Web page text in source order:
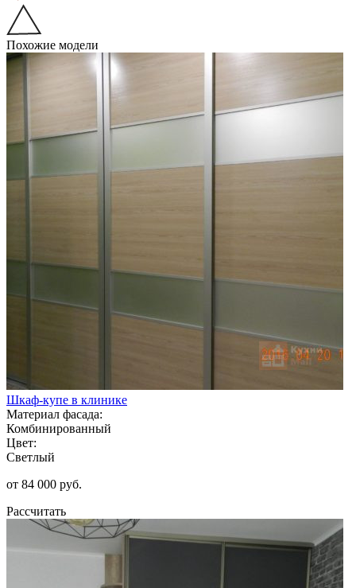
Похожие модели
Шкаф-купе в клинике
Материал фасада:
Комбинированный
Цвет:
Светлый
от 84 000 руб.
Рассчитать